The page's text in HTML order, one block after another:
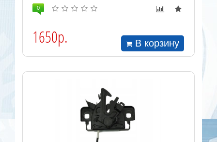
0
1650р. В корзину